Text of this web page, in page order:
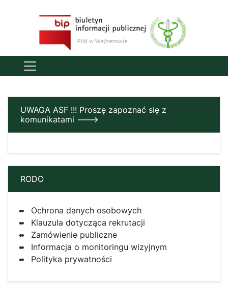
UWAGA ASF !!! Proszę zapoznać się z
komunikatami --->
RODO
Ochrona danych osobowych
Klauzula dotycząca rekrutacji
Zamówienie publiczne
Informacja o monitoringu wizyjnym
Polityka prywatności